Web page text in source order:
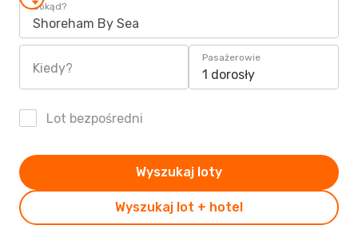
Dokąd?
Shoreham By Sea
Kiedy?
Pasażerowie
1 dorosły
Lot bezpośredni
Wyszukaj lot + hotel
Wyszukaj loty